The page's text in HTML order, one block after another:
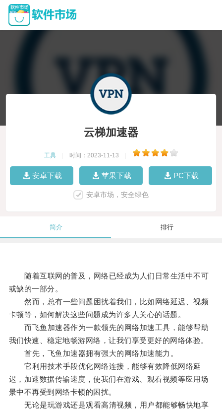
云梯加速器
工具 时间：2023-11-13
安卓下载 苹果下载 PC下载
安卓市场，安全绿色
简介 排行
随着互联网的普及，网络已经成为人们日常生活中不可
或缺的一部分。
然而，总有一些问题困扰着我们，比如网络延迟、视频
卡顿等，如何解决这些问题成为许多人关心的话题。
而飞鱼加速器作为一款领先的网络加速工具，能够帮助
我们快速、稳定地畅游网络，让我们享受更好的网络体验。
首先，飞鱼加速器拥有强大的网络加速能力。
它利用技术手段优化网络连接，能够有效降低网络延
迟，加速数据传输速度，使我们在游戏、观看视频等应用场
景中不再受到网络卡顿的困扰。
无论是玩游戏还是观看高清视频，用户都能够畅快地享